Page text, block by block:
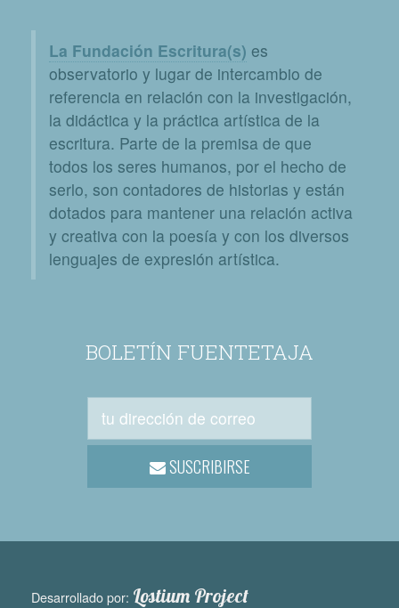
La Fundación Escritura(s) es
observatorio y lugar de intercambio de
referencia en relación con la investigación,
la didáctica y la práctica artística de la
escritura. Parte de la premisa de que
todos los seres humanos, por el hecho de
serlo, son contadores de historias y están
dotados para mantener una relación activa
y creativa con la poesía y con los diversos
lenguajes de expresión artística.
BOLETÍN FUENTETAJA
SUSCRIBIRSE
Desarrollado por: Lostium Project